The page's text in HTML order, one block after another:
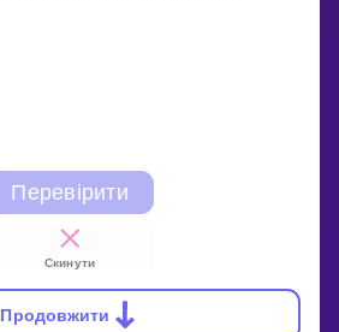
Перевірити
Скинути
Продовжити